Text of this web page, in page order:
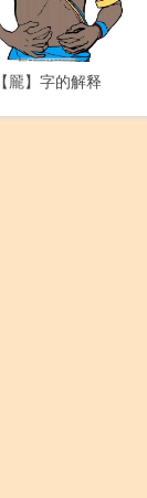
【龎】字的解释